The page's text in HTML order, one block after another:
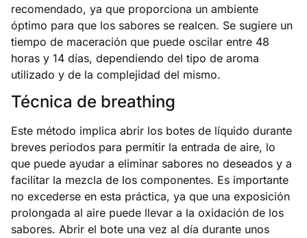
recomendado, ya que proporciona un ambiente
óptimo para que los sabores se realcen. Se sugiere un
tiempo de maceración que puede oscilar entre 48
horas y 14 días, dependiendo del tipo de aroma
utilizado y de la complejidad del mismo.
Técnica de breathing
Este método implica abrir los botes de líquido durante
breves periodos para permitir la entrada de aire, lo
que puede ayudar a eliminar sabores no deseados y a
facilitar la mezcla de los componentes. Es importante
no excederse en esta práctica, ya que una exposición
prolongada al aire puede llevar a la oxidación de los
sabores. Abrir el bote una vez al día durante unos